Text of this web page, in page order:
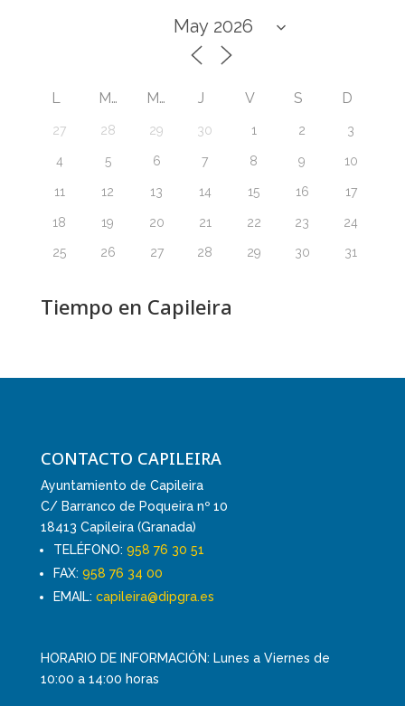
L M M J V S D
27 28 29 30 1 2 3
4 5 6 7 8 9 10
11 12 13 14 15 16 17
18 19 20 21 22 23 24
25 26 27 28 29 30 31
Tiempo en Capileira
CONTACTO CAPILEIRA
Ayuntamiento de Capileira
C/ Barranco de Poqueira nº 10
18413 Capileira (Granada)
TELÉFONO: 958 76 30 51
FAX: 958 76 34 00
EMAIL: capileira@dipgra.es
HORARIO DE INFORMACIÓN: Lunes a Viernes de
10:00 a 14:00 horas